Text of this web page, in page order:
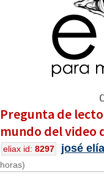
Pregunta de
mundo del video
eliax id: 8297 josé
horas)